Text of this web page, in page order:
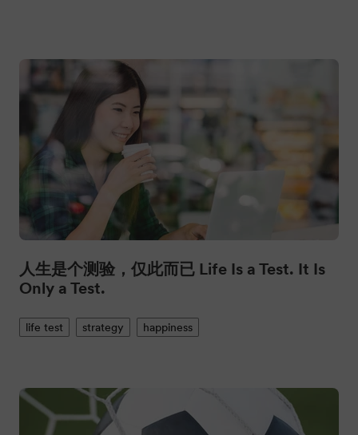
人生是个测验，仅此而已 Life Is a Test. It Is
Only a Test.
life test strategy happiness